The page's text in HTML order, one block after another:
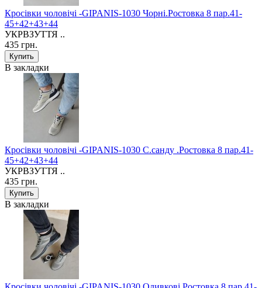
Кросівки чоловічі -GIPANIS-1030 Чорні.Ростовка 8 пар.41-
45+42+43+44
УКРВЗУТТЯ ..
435 грн.
В закладки
Кросівки чоловічі -GIPANIS-1030 С.санду .Ростовка 8 пар.41-
45+42+43+44
УКРВЗУТТЯ ..
435 грн.
В закладки